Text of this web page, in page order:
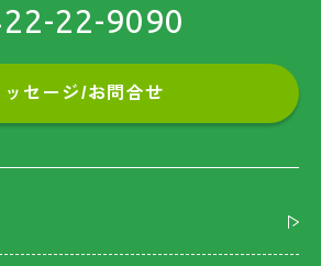
22-9090
ッセージ/お問合せ